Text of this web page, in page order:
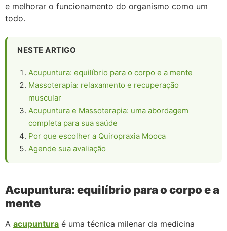
e melhorar o funcionamento do organismo como um
todo.
NESTE ARTIGO
Acupuntura: equilíbrio para o corpo e a mente
Massoterapia: relaxamento e recuperação
muscular
Acupuntura e Massoterapia: uma abordagem
completa para sua saúde
Por que escolher a Quiropraxia Mooca
Agende sua avaliação
Acupuntura: equilíbrio para o corpo e a
mente
A acupuntura é uma técnica milenar da medicina